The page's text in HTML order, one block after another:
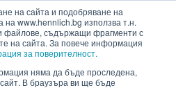
на сайта и подобряване на
www.hennlich.bg използва т.н.
файлове, съдържащи фрагменти с
на сайта. За повече информация
за поверителност.
няма да бъде проследена,
В браузъра ви ще бъде